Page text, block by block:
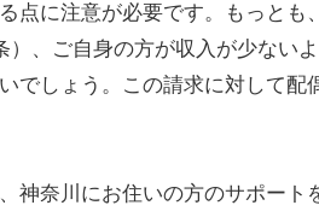
点に注意が必要です。もっとも
、ご自身の方が収入が少ない
でしょう。この請求に対して配
奈川にお住いの方のサポート